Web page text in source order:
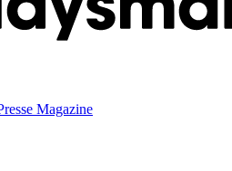
Magazine